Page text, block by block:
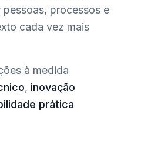
pessoas, processos e
cada vez mais
à medida
, inovação
prática